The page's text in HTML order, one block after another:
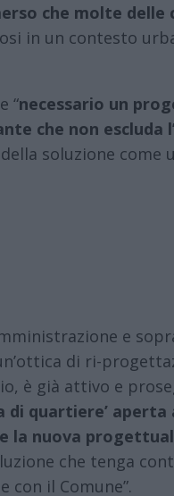
che molte delle
in un contesto
“necessario un
che non escluda
soluzione come
e
di ri-
è già attivo e
di quartiere’
la nuova
che tenga
il Comune”.